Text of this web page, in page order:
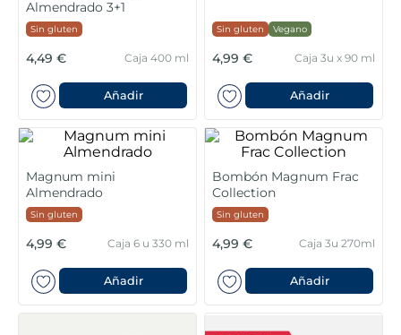
Almendrado 3+1
Sin gluten
4,49 € Caja 400 ml
Añadir
Sin gluten Vegano
4,99 € Caja 3u x 90 ml
Añadir
Magnum mini
Almendrado
Sin gluten
4,99 € Caja 6 u 330 ml
Añadir
Bombón Magnum Frac
Collection
Sin gluten
4,99 € Caja 3u 270ml
Añadir
. listísimos
10. pollo